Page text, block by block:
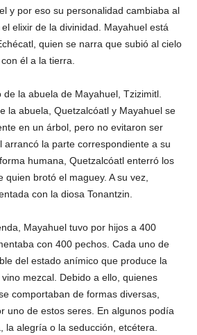
y por eso su personalidad cambiaba al
elixir de la divinidad. Mayahuel está
quien se narra que subió al cielo
él a la tierra.
la abuela de Mayahuel, Tzizimitl.
la abuela, Quetzalcóatl y Mayahuel se
en un árbol, pero no evitaron ser
arrancó la parte correspondiente a su
humana, Quetzalcóatl enterró los
quien brotó el maguey. A su vez,
con la diosa Tonantzin.
Mayahuel tuvo por hijos a 400
con 400 pechos. Cada uno de
del estado anímico que produce la
mezcal. Debido a ello, quienes
comportaban de formas diversas,
uno de estos seres. En algunos podía
la alegría o la seducción, etcétera.